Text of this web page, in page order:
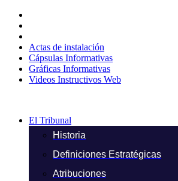
contenido
Actas de instalación
Cápsulas Informativas
Gráficas Informativas
Videos Instructivos Web
El Tribunal
Historia
Definiciones Estratégicas
Atribuciones